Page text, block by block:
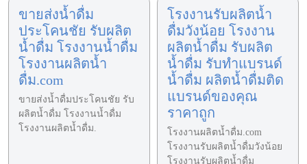
ขายส่งน้ำดื่ม
ประโคนชัย รับผลิต
น้ำดื่ม โรงงานน้ำดื่ม
โรงงานผลิตน้ำ
ดื่ม.com
ขายส่งน้ำดื่มประโคนชัย รับ
ผลิตน้ำดื่ม โรงงานน้ำดื่ม
โรงงานผลิตน้ำดื่ม.
โรงงานรับผลิตน้ำ
ดื่มวังน้อย โรงงาน
ผลิตน้ำดื่ม รับผลิต
น้ำดื่ม รับทำแบรนด์
น้ำดื่ม ผลิตน้ำดื่มติด
แบรนด์ของคุณ
ราคาถูก
โรงงานผลิตน้ำดื่ม.com
โรงงานรับผลิตน้ำดื่มวังน้อย
โรงงานรับผลิตน้ำดื่ม